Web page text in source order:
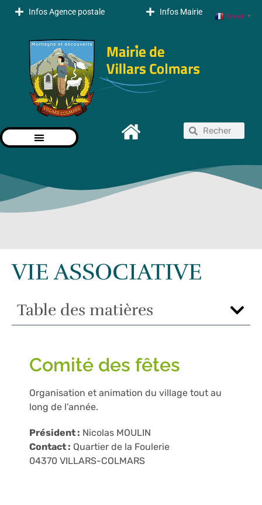
Infos Agence postale Infos Mairie
Accueil»VIE PRATIQUE »VIE ASSOCIATIVE
VIE ASSOCIATIVE
Table des matières
Comité des fêtes
Organisation et animation du village tout au
long de l’année.
Président : Nicolas MOULIN
Contact : Quartier de la Foulerie
04370 VILLARS-COLMARS
French ▼